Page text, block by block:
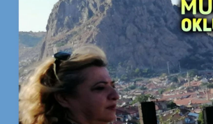
Magazin
Etkinlikler